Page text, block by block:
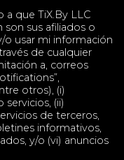
a que TiX.By LLC
sus afiliados o
usar mi información
de cualquier
a, correos
otros), (i)
(ii)
de terceros,
informativos,
y/o (vi) anuncios